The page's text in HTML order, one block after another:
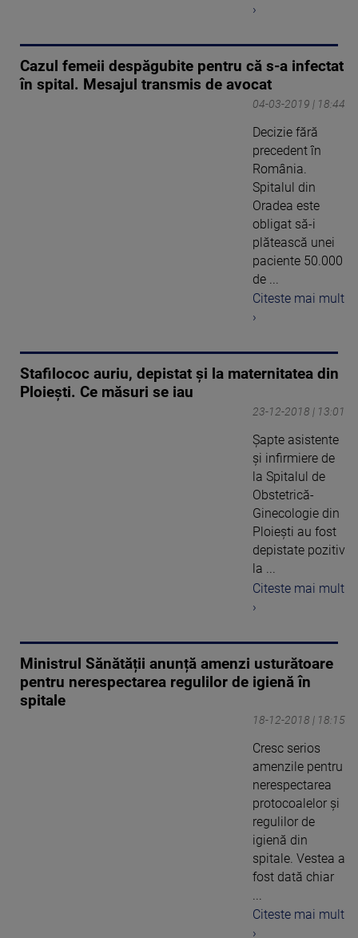
›
Cazul femeii despăgubite pentru că s-a infectat
în spital. Mesajul transmis de avocat
04-03-2019 | 18:44
Decizie fără
precedent în
România.
Spitalul din
Oradea este
obligat să-i
plătească unei
paciente 50.000
de ...
Citeste mai mult
›
Stafilococ auriu, depistat şi la maternitatea din
Ploieşti. Ce măsuri se iau
23-12-2018 | 13:01
Şapte asistente
şi infirmiere de
la Spitalul de
Obstetrică-
Ginecologie din
Ploieşti au fost
depistate pozitiv
la ...
Citeste mai mult
›
Ministrul Sănătății anunță amenzi usturătoare
pentru nerespectarea regulilor de igienă în
spitale
18-12-2018 | 18:15
Cresc serios
amenzile pentru
nerespectarea
protocoalelor şi
regulilor de
igienă din
spitale. Vestea a
fost dată chiar
Citeste mai mult
›